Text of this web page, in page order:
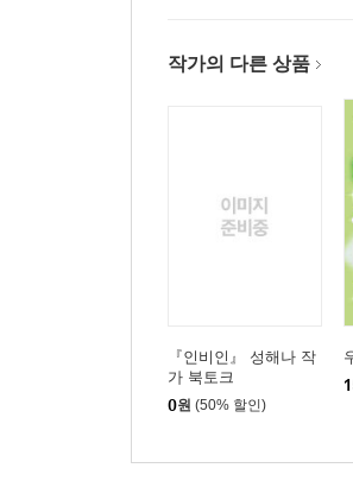
작가의 다른 상품
『인비인』 성해나 작
가 북토크
0원 (50% 할인)